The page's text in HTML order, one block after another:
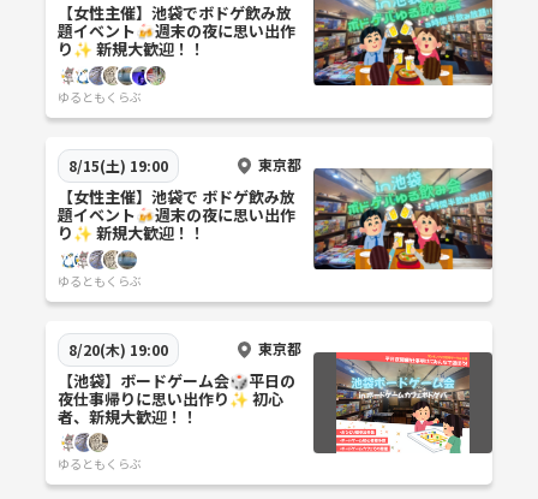
【女性主催】池袋でボドゲ飲み放
題イベント🍻週末の夜に思い出作
り✨ 新規大歓迎！！
ゆるともくらぶ
8/15(土) 19:00 東京都
【女性主催】池袋で ボドゲ飲み放
題イベント🍻週末の夜に思い出作
り✨ 新規大歓迎！！
ゆるともくらぶ
8/20(木) 19:00 東京都
【池袋】ボードゲーム会🎲平日の
夜仕事帰りに思い出作り✨ 初心
者、新規大歓迎！！
ゆるともくらぶ